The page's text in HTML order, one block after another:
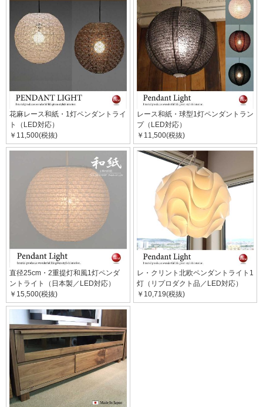
花麻レース和紙・1灯ペンダントライ
ト（LED対応）
￥11,500(税抜)
レース和紙・球型1灯ペンダントラン
プ（LED対応）
￥11,500(税抜)
直径25cm・2重提灯和風1灯ペンダ
ントライト（日本製／LED対応）
￥15,500(税抜)
レ・クリント北欧ペンダントライト1
灯（リプロダクト品／LED対応）
￥10,719(税抜)